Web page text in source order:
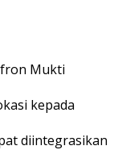
Mukti
kepada
diintegrasikan